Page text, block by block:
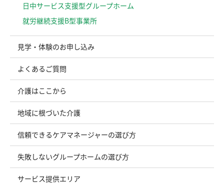
日中サービス支援型グループホーム
就労継続支援B型事業所
見学・体験のお申し込み
よくあるご質問
介護はここから
地域に根づいた介護
信頼できるケアマネージャーの選び方
失敗しないグループホームの選び方
サービス提供エリア